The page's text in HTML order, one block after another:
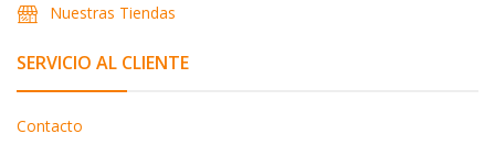
Nuestras Tiendas
SERVICIO AL CLIENTE
Contacto